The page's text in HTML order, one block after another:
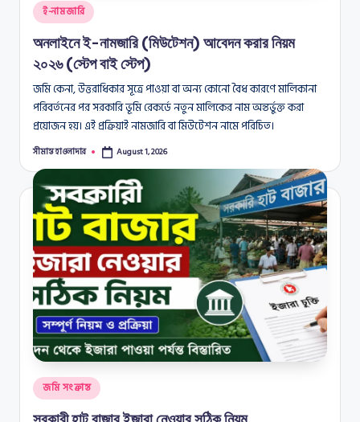
Posted
in
ই-নামজারি
অনলাইনে ই-নামজারি (মিউটেশন) আবেদন করার নিয়ম
২০২৬ (স্টেপ বাই স্টেপ)
জমি কেনা, উত্তরাধিকার সূত্রে পাওয়া বা অন্য কোনো বৈধ কারণে মালিকানা
পরিবর্তনের পর সরকারি ভূমি রেকর্ডে নতুন মালিকের নাম অন্তর্ভুক্ত করা
প্রয়োজন হয়। এই প্রক্রিয়াই নামজারি বা মিউটেশন নামে পরিচিত।
Posted
সীমান্ত হাওলাদার August 1, 2026
Posted
in
জমি সংক্রান্ত